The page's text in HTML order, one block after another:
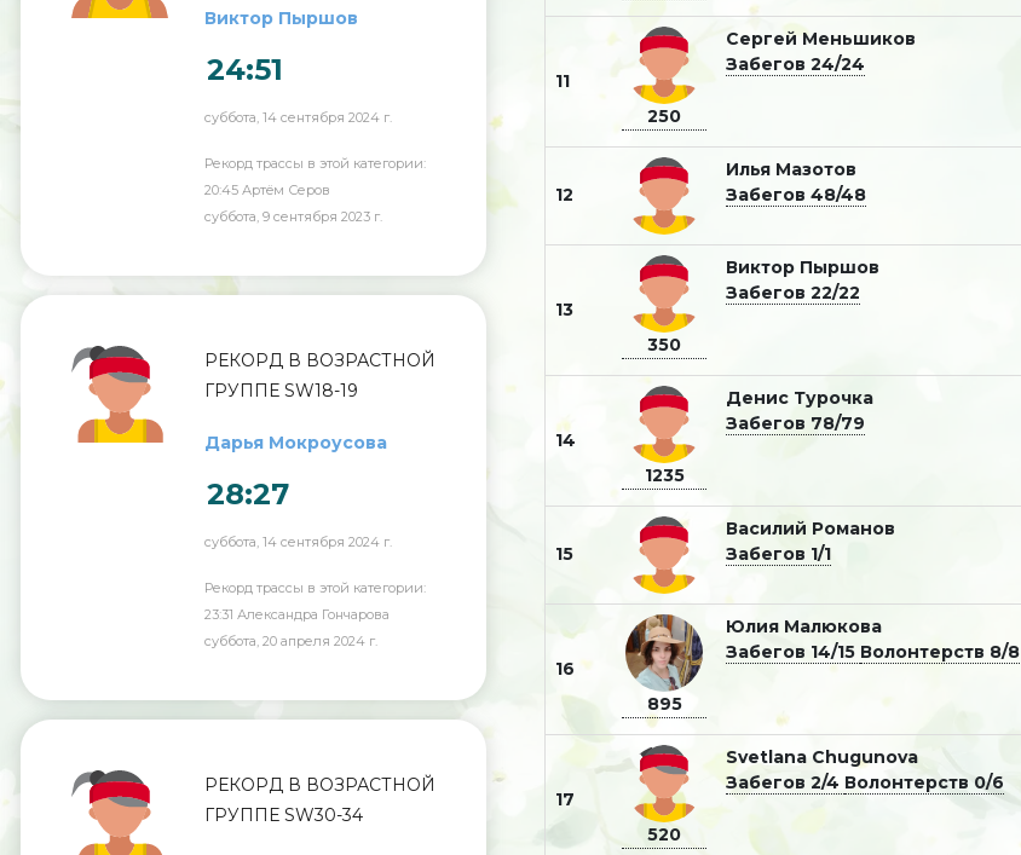
Виктор Пыршов
24:51
суббота, 14 сентября 2024 г.
Рекорд трассы в этой категории:
20:45 Артëм Серов
суббота, 9 сентября 2023 г.
РЕКОРД В ВОЗРАСТНОЙ
ГРУППЕ SW18-19
Дарья Мокроусова
28:27
суббота, 14 сентября 2024 г.
Рекорд трассы в этой категории:
23:31 Александра Гончарова
суббота, 20 апреля 2024 г.
РЕКОРД В ВОЗРАСТНОЙ
ГРУППЕ SW30-34
11
250
Сергей Меньшиков
Забегов 24/24
12
Илья Мазотов
Забегов 48/48
13
350
Виктор Пыршов
Забегов 22/22
14
1235
Денис Турочка
Забегов 78/79
15
Василий Романов
Забегов 1/1
16
895
Юлия Малюкова
Забегов 14/15 Волонтерств 8/8
17
520
Svetlana Chugunova
Забегов 2/4 Волонтерств 0/6